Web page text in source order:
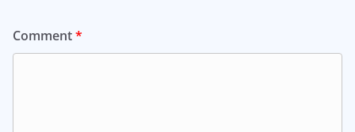
Comment*